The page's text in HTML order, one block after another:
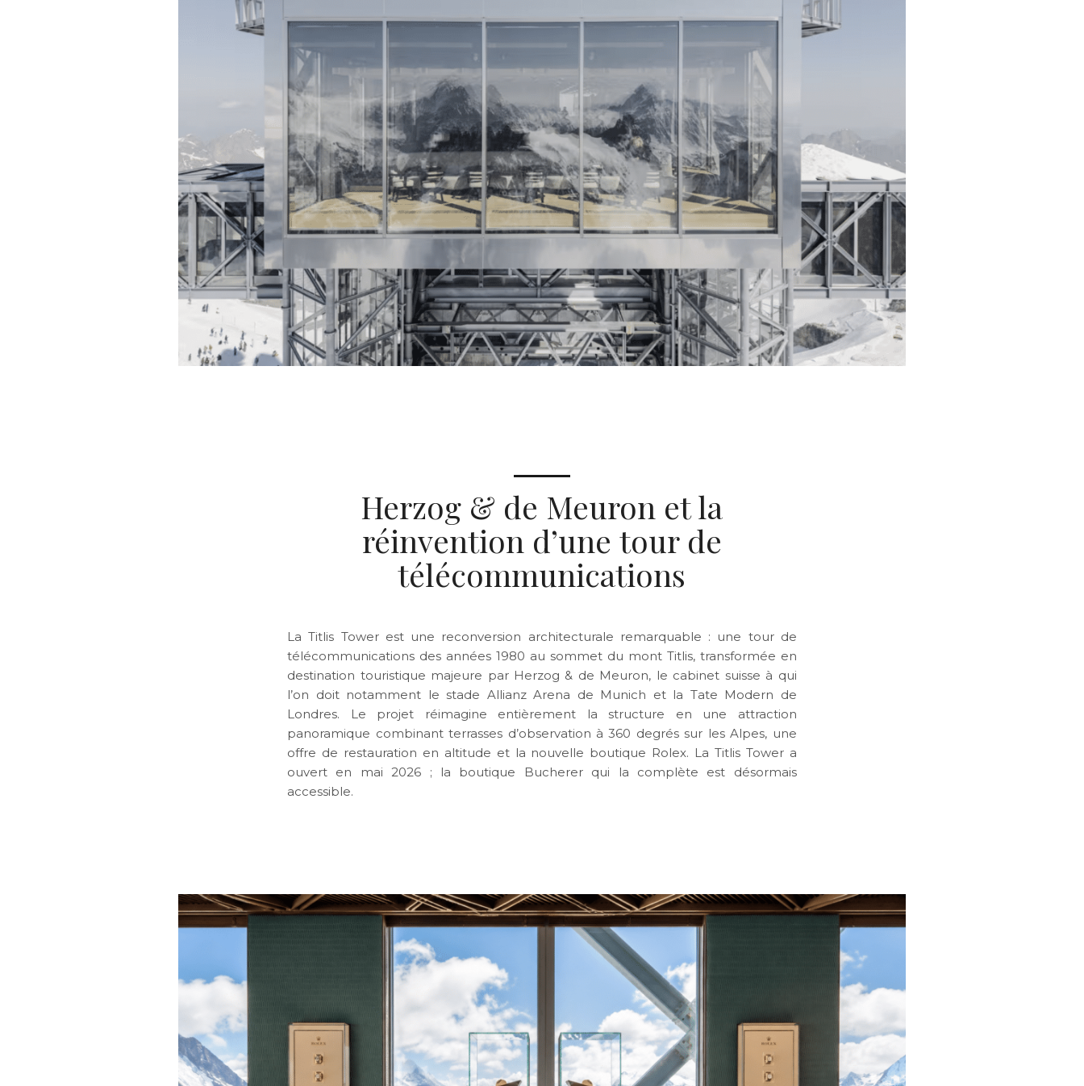
Herzog & de Meuron et la
réinvention d’une tour de
télécommunications
La Titlis Tower est une reconversion architecturale remarquable : une tour de
télécommunications des années 1980 au sommet du mont Titlis, transformée en
destination touristique majeure par Herzog & de Meuron, le cabinet suisse à qui
l’on doit notamment le stade Allianz Arena de Munich et la Tate Modern de
Londres. Le projet réimagine entièrement la structure en une attraction
panoramique combinant terrasses d’observation à 360 degrés sur les Alpes, une
offre de restauration en altitude et la nouvelle boutique Rolex. La Titlis Tower a
ouvert en mai 2026 ; la boutique Bucherer qui la complète est désormais
accessible.